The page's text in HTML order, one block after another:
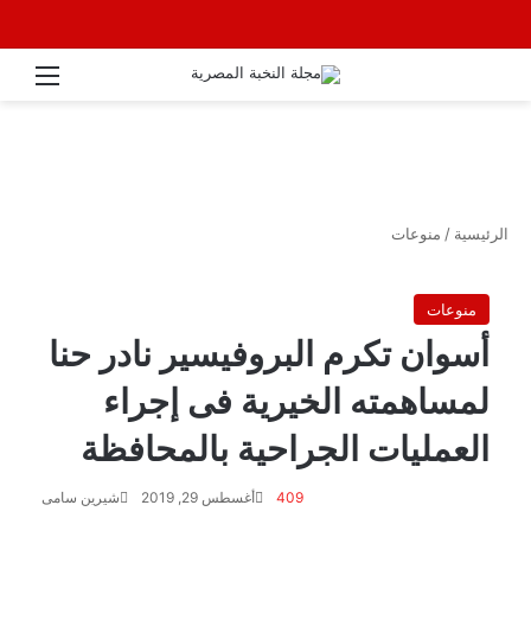
الرئيسية / منوعات
منوعات
أسوان تكرم البروفيسير نادر حنا
لمساهمته الخيرية فى إجراء
العمليات الجراحية بالمحافظة
شيرين سامى أغسطس 29, 2019